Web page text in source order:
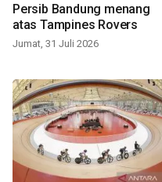
Persib Bandung menang
atas Tampines Rovers
Jumat, 31 Juli 2026